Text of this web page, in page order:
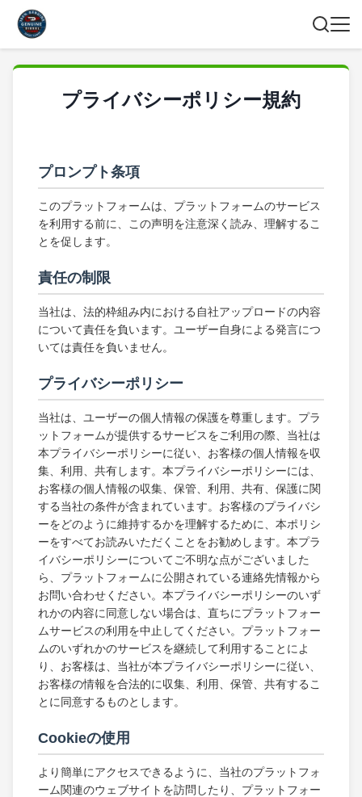
プライバシーポリシー規約
プロンプト条項
このプラットフォームは、プラットフォームのサービス
を利用する前に、この声明を注意深く読み、理解するこ
とを促します。
責任の制限
当社は、法的枠組み内における自社アップロードの内容
について責任を負います。ユーザー自身による発言につ
いては責任を負いません。
プライバシーポリシー
当社は、ユーザーの個人情報の保護を尊重します。プラ
ットフォームが提供するサービスをご利用の際、当社は
本プライバシーポリシーに従い、お客様の個人情報を収
集、利用、共有します。本プライバシーポリシーには、
お客様の個人情報の収集、保管、利用、共有、保護に関
する当社の条件が含まれています。お客様のプライバシ
ーをどのように維持するかを理解するために、本ポリシ
ーをすべてお読みいただくことをお勧めします。本プラ
イバシーポリシーについてご不明な点がございました
ら、プラットフォームに公開されている連絡先情報から
お問い合わせください。本プライバシーポリシーのいず
れかの内容に同意しない場合は、直ちにプラットフォー
ムサービスの利用を中止してください。プラットフォー
ムのいずれかのサービスを継続して利用することによ
り、お客様は、当社が本プライバシーポリシーに従い、
お客様の情報を合法的に収集、利用、保管、共有するこ
とに同意するものとします。
Cookieの使用
より簡単にアクセスできるように、当社のプラットフォ
ーム関連のウェブサイトを訪問したり、プラットフォー